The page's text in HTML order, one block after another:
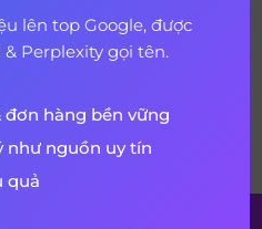
Đầu Việt Nam
VIẾT
lên top Google, được
Perplexity gọi tên.
đơn hàng bền vững
như nguồn uy tín
quả